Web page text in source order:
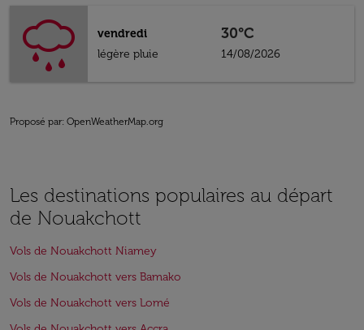
vendredi
légère pluie
30°C
14/08/2026
Proposé par: OpenWeatherMap.org
Les destinations populaires au départ
de Nouakchott
Vols de Nouakchott Niamey
Vols de Nouakchott vers Bamako
Vols de Nouakchott vers Lomé